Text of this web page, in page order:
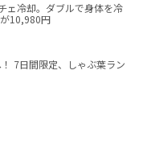
ェ冷却。ダブルで身体を冷
10,980円
7日間限定、しゃぶ葉ラン